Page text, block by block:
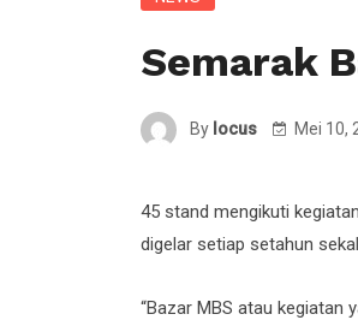
Semarak
By locus Mei 10,
45 stand mengikuti
digelar setiap setahun
“Bazar MBS atau kegiatan